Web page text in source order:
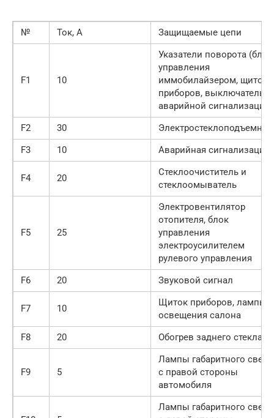
№ Ток, А Защищаемые цепи
F1 10
Указатели поворота (блок
управления
иммобилайзером, щиток
приборов, выключатель
аварийной сигнализации)
F2
30
F3
10 Аварийная сигнализация
F4 20
Стеклоочиститель и
стеклоомыватель
F5 25
Электровентилятор
отопителя, блок
управления
электроусилителем
рулевого управления
F6
20 Звуковой сигнал
F7 10
Щиток приборов, лампы
освещения салона
F8
20 Обогрев заднего стекла
F9 5
Лампы габаритного света
с правой стороны
автомобиля
Лампы габаритного света